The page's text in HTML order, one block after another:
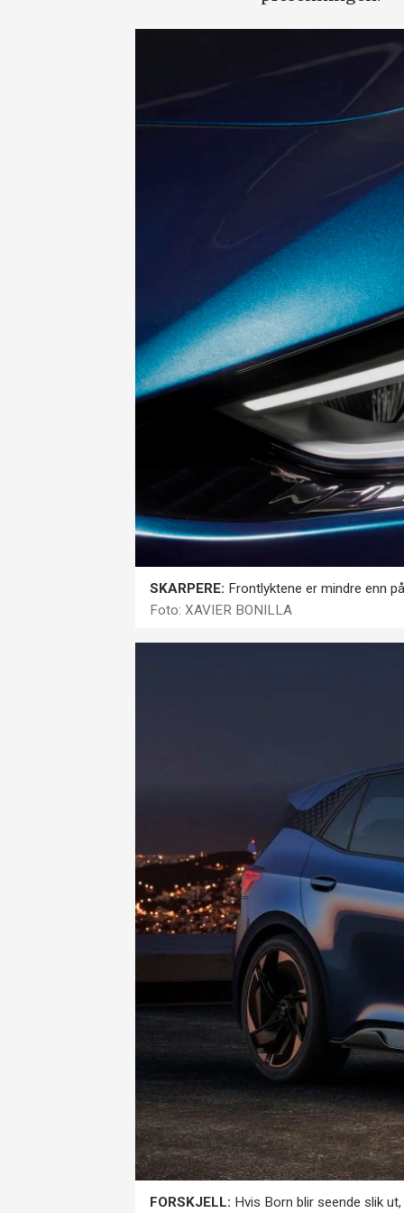
SKARPERE: Frontlyktene er mindre enn
Foto: XAVIER BONILLA
FORSKJELL: Hvis Born blir seende slik